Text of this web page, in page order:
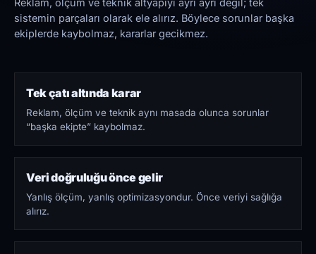
Reklam, ölçüm ve teknik altyapıyı ayrı ayrı değil; tek
sistemin parçaları olarak ele alırız. Böylece sorunlar başka
ekiplerde kaybolmaz, kararlar gecikmez.
Tek çatı altında karar
Reklam, ölçüm ve teknik aynı masada olunca sorunlar
“başka ekipte” kaybolmaz.
Veri doğruluğu önce gelir
Yanlış ölçüm, yanlış optimizasyondur. Önce veriyi sağlığa
alırız.